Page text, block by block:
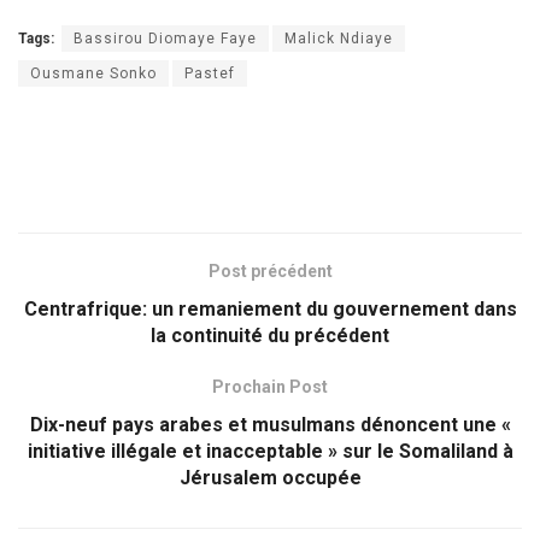
Tags: Bassirou Diomaye Faye Malick Ndiaye
Ousmane Sonko Pastef
Post précédent
Centrafrique: un remaniement du gouvernement dans
la continuité du précédent
Prochain Post
Dix-neuf pays arabes et musulmans dénoncent une «
initiative illégale et inacceptable » sur le Somaliland à
Jérusalem occupée